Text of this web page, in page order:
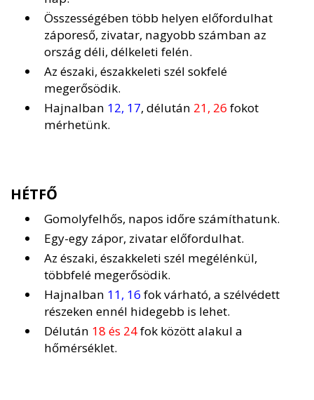
Összességében több helyen előfordulhat
záporeső, zivatar, nagyobb számban az
ország déli, délkeleti felén.
Az északi, északkeleti szél sokfelé
megerősödik.
Hajnalban 12, 17, délután 21, 26 fokot
mérhetünk.
HÉTFŐ
Gomolyfelhős, napos időre számíthatunk.
Egy-egy zápor, zivatar előfordulhat.
Az északi, északkeleti szél megélénkül,
többfelé megerősödik.
Hajnalban 11, 16 fok várható, a szélvédett
részeken ennél hidegebb is lehet.
Délután 18 és 24fok között alakul a
hőmérséklet.